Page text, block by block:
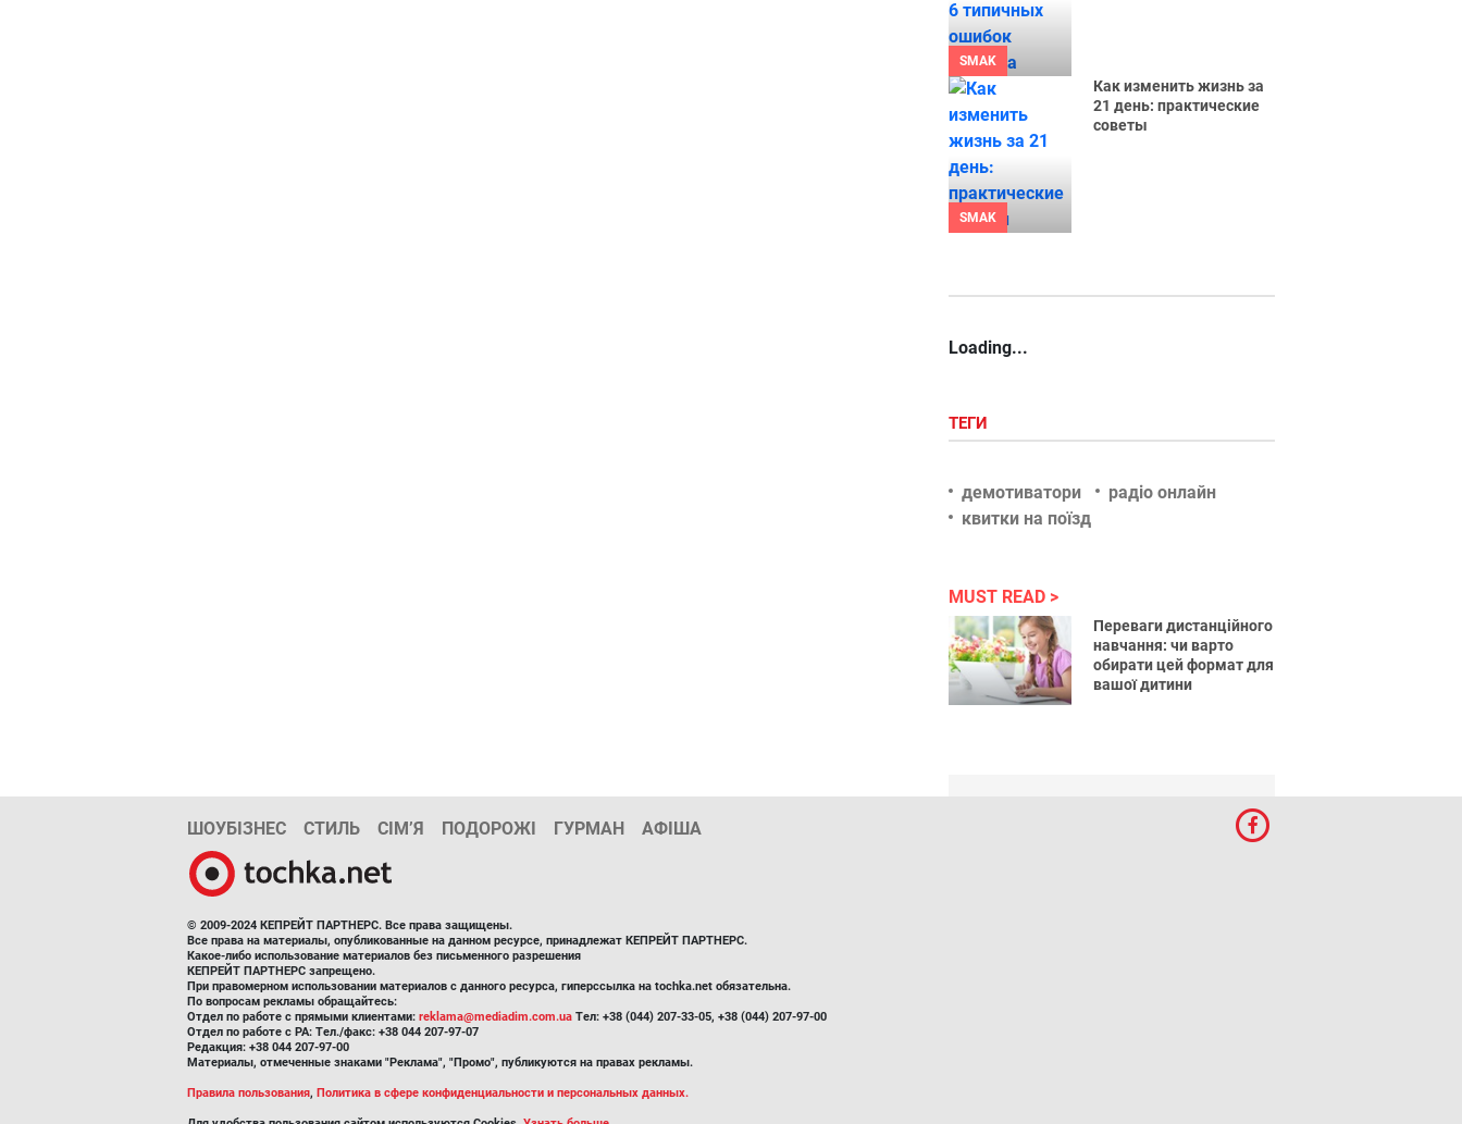
SMAK
SMAK
Как изменить жизнь за
21 день: практические
советы
Loading...
ТЕГИ
демотиватори
радіо онлайн
квитки на поїзд
MUST READ
Переваги дистанційного
навчання: чи варто
обирати цей формат для
вашої дитини
ШОУБІЗНЕС СТИЛЬ СІМ’Я ПОДОРОЖІ ГУРМАН АФІША
© 2009-2024 КЕПРЕЙТ ПАРТНЕРС. Все права защищены.
Все права на материалы, опубликованные на данном ресурсе, принадлежат КЕПРЕЙТ ПАРТНЕРС.
Какое-либо использование материалов без письменного разрешения
КЕПРЕЙТ ПАРТНЕРС запрещено.
При правомерном использовании материалов с данного ресурса, гиперссылка на tochka.net обязательна.
По вопросам рекламы обращайтесь:
Отдел по работе с прямыми клиентами: reklama@mediadim.com.ua Тел: +38 (044) 207-33-05, +38 (044) 207-97-00
Отдел по работе с РА: Тел./факс: +38 044 207-97-07
Редакция: +38 044 207-97-00
Материалы, отмеченные знаками "Реклама", "Промо", публикуются на правах рекламы.
Правила пользования, Политика в сфере конфиденциальности и персональных данных.